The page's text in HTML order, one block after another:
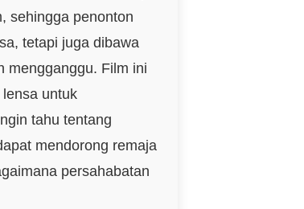
sehingga penonton
tetapi juga dibawa
mengganggu. Film ini
untuk
tahu tentang
mendorong remaja
persahabatan